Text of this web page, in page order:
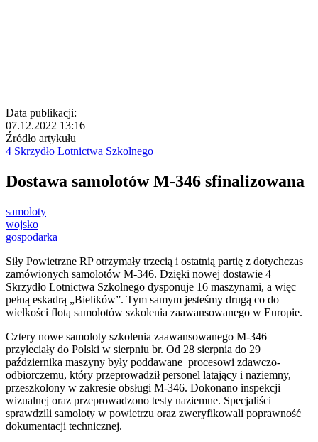
Data publikacji:
07.12.2022 13:16
Źródło artykułu
4 Skrzydło Lotnictwa Szkolnego
Dostawa samolotów M-346 sfinalizowana
samoloty
wojsko
gospodarka
Siły Powietrzne RP otrzymały trzecią i ostatnią partię z dotychczas
zamówionych samolotów M-346. Dzięki nowej dostawie 4
Skrzydło Lotnictwa Szkolnego dysponuje 16 maszynami, a więc
pełną eskadrą „Bielików”. Tym samym jesteśmy drugą co do
wielkości flotą samolotów szkolenia zaawansowanego w Europie.
Cztery nowe samoloty szkolenia zaawansowanego M-346
przyleciały do Polski w sierpniu br. Od 28 sierpnia do 29
października maszyny były poddawane procesowi zdawczo-
odbiorczemu, który przeprowadził personel latający i naziemny,
przeszkolony w zakresie obsługi M-346. Dokonano inspekcji
wizualnej oraz przeprowadzono testy naziemne. Specjaliści
sprawdzili samoloty w powietrzu oraz zweryfikowali poprawność
dokumentacji technicznej.